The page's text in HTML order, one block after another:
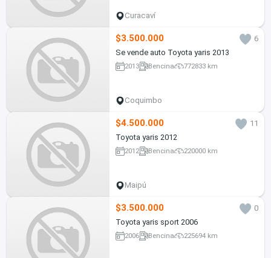
Curacaví
$3.500.000
6
Se vende auto Toyota yaris 2013
2013 Bencina 772833 km
Coquimbo
$4.500.000
11
Toyota yaris 2012
2012 Bencina 220000 km
Maipú
$3.500.000
0
Toyota yaris sport 2006
2006 Bencina 225694 km